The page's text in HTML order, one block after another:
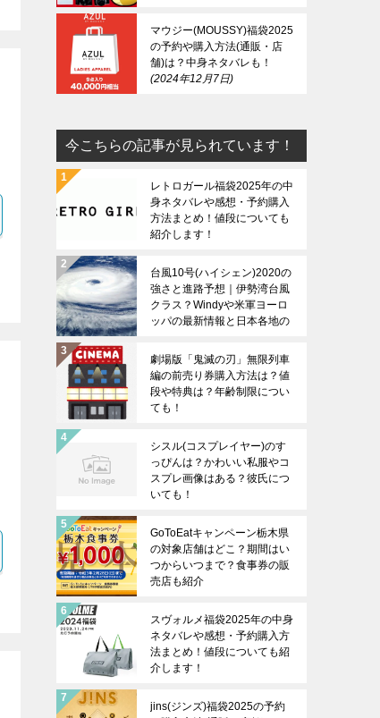
マウジー(MOUSSY)福袋2025
の予約や購入方法(通販・店
舗)は？中身ネタバレも！
2024年12月7日
今こちらの記事が見られています！
レトロガール福袋2025年の中
身ネタバレや感想・予約購入
方法まとめ！値段についても
紹介します！
台風10号(ハイシェン)2020の
強さと進路予想｜伊勢湾台風
クラス？Windyや米軍ヨーロ
ッパの最新情報と日本各地の
劇場版「鬼滅の刃」無限列車
編の前売り券購入方法は？値
段や特典は？年齢制限につい
ても！
シスル(コスプレイヤー)のす
っぴんは？かわいい私服やコ
スプレ画像はある？彼氏につ
いても！
GoToEatキャンペーン栃木県
の対象店舗はどこ？期間はい
つからいつまで？食事券の販
売店も紹介
スヴォルメ福袋2025年の中身
ネタバレや感想・予約購入方
法まとめ！値段についても紹
介します！
jins(ジンズ)福袋2025の予約